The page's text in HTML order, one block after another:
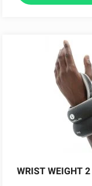
WRIST WEIGHT